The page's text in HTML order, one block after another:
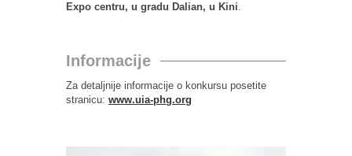
Expo centru, u gradu Dalian, u Kini.
Informacije
Za detaljnije informacije o konkursu posetite
stranicu: www.uia-phg.org